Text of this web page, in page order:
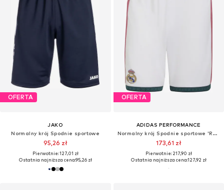
OFERTA
JAKO
Normalny krój Spodnie sportowe
95,26 zł
Pierwotnie: 127,01 zł
Ostatnia najniższa cena:95,26 zł
OFERTA
ADIDAS PERFORMANCE
Normalny krój Spodnie sportowe 'Real Madrid 26/27'
173,61 zł
Pierwotnie: 217,90 zł
Ostatnia najniższa cena:127,92 zł